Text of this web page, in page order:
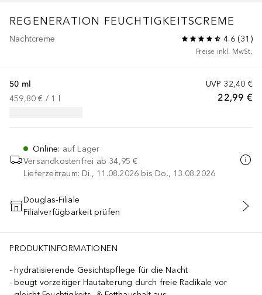
REGENERATION FEUCHTIGKEITSCREME
Nachtcreme 4.6(31 )
Preise inkl. MwSt.
UVP 32,40 €
22,99 €
50 ml
459,80 € / 1
Online: auf Lager
Versandkostenfrei ab 34,95 €
Lieferzeitraum: Di., 11.08.2026 bis Do., 13.08.2026
IN DEN WARENKORB
Douglas-Filiale
Filialverfügbarkeit prüfen
PRODUKTINFORMATIONEN
hydratisierende Gesichtspflege für die Nacht
beugt vorzeitiger Hautalterung durch freie Radikale vor